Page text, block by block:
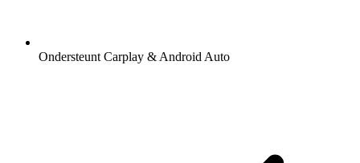
Ondersteunt Carplay & Android Auto